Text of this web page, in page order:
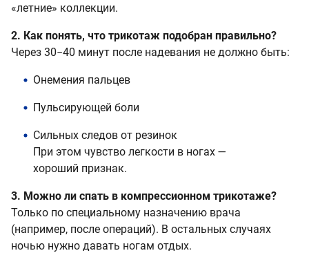
«летние» коллекции.
2. Как понять, что трикотаж подобран правильно?
Через 30−40 минут после надевания не должно быть:
Онемения пальцев
Пульсирующей боли
Сильных следов от резинок
При этом чувство легкости в ногах —
хороший признак.
3. Можно ли спать в компрессионном трикотаже?
Только по специальному назначению врача
(например, после операций). В остальных случаях
ночью нужно давать ногам отдых.